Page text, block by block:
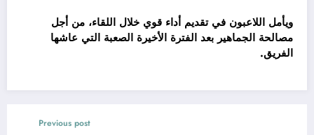
ويأمل اللاعبون في تقديم أداء قوي خلال اللقاء، من أجل
مصالحة الجماهير بعد الفترة الأخيرة الصعبة التي عاشها
الفريق.
Previous post